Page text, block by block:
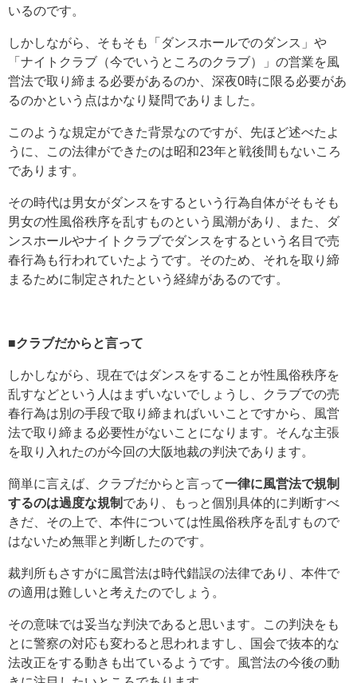
いるのです。
しかしながら、そもそも「ダンスホールでのダンス」や
「ナイトクラブ（今でいうところのクラブ）」の営業を風
営法で取り締まる必要があるのか、深夜0時に限る必要があ
るのかという点はかなり疑問でありました。
このような規定ができた背景なのですが、先ほど述べたよ
うに、この法律ができたのは昭和23年と戦後間もないころ
であります。
その時代は男女がダンスをするという行為自体がそもそも
男女の性風俗秩序を乱すものという風潮があり、また、ダ
ンスホールやナイトクラブでダンスをするという名目で売
春行為も行われていたようです。そのため、それを取り締
まるために制定されたという経緯があるのです。
■クラブだからと言って
しかしながら、現在ではダンスをすることが性風俗秩序を
乱すなどという人はまずいないでしょうし、クラブでの売
春行為は別の手段で取り締まればいいことですから、風営
法で取り締まる必要性がないことになります。そんな主張
を取り入れたのが今回の大阪地裁の判決であります。
簡単に言えば、クラブだからと言って一律に風営法で規制
するのは過度な規制 であり、もっと個別具体的に判断すべ
きだ、その上で、本件については性風俗秩序を乱すもので
はないため無罪と判断したのです。
裁判所もさすがに風営法は時代錯誤の法律であり、本件で
の適用は難しいと考えたのでしょう。
その意味では妥当な判決であると思います。この判決をも
とに警察の対応も変わると思われますし、国会で抜本的な
法改正をする動きも出ているようです。風営法の今後の動